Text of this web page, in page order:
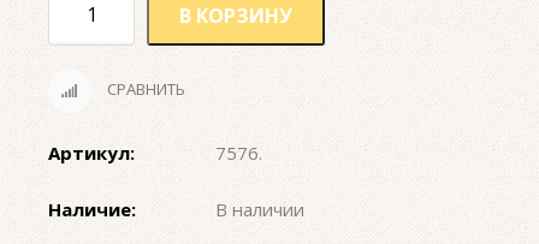
В КОРЗИНУ
СРАВНИТЬ
Артикул: 7576.
Наличие: В наличии